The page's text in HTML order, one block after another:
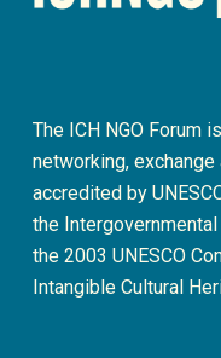
The ICH NGO Forum
networking,
accredited by
the
the 2003 UNESCO
Intangible Cultural